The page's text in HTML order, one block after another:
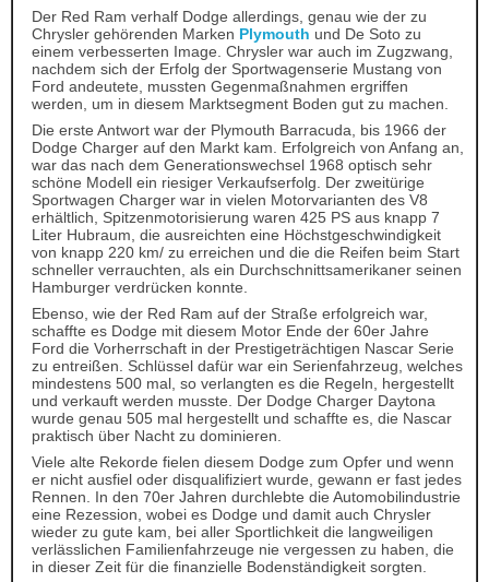
Der Red Ram verhalf Dodge allerdings, genau wie der zu
Chrysler gehörenden Marken Plymouth und De Soto zu
einem verbesserten Image. Chrysler war auch im Zugzwang,
nachdem sich der Erfolg der Sportwagenserie Mustang von
Ford andeutete, mussten Gegenmaßnahmen ergriffen
werden, um in diesem Marktsegment Boden gut zu machen.
Die erste Antwort war der Plymouth Barracuda, bis 1966 der
Dodge Charger auf den Markt kam. Erfolgreich von Anfang an,
war das nach dem Generationswechsel 1968 optisch sehr
schöne Modell ein riesiger Verkaufserfolg. Der zweitürige
Sportwagen Charger war in vielen Motorvarianten des V8
erhältlich, Spitzenmotorisierung waren 425 PS aus knapp 7
Liter Hubraum, die ausreichten eine Höchstgeschwindigkeit
von knapp 220 km/ zu erreichen und die die Reifen beim Start
schneller verrauchten, als ein Durchschnittsamerikaner seinen
Hamburger verdrücken konnte.
Ebenso, wie der Red Ram auf der Straße erfolgreich war,
schaffte es Dodge mit diesem Motor Ende der 60er Jahre
Ford die Vorherrschaft in der Prestigeträchtigen Nascar Serie
zu entreißen. Schlüssel dafür war ein Serienfahrzeug, welches
mindestens 500 mal, so verlangten es die Regeln, hergestellt
und verkauft werden musste. Der Dodge Charger Daytona
wurde genau 505 mal hergestellt und schaffte es, die Nascar
praktisch über Nacht zu dominieren.
Viele alte Rekorde fielen diesem Dodge zum Opfer und wenn
er nicht ausfiel oder disqualifiziert wurde, gewann er fast jedes
Rennen. In den 70er Jahren durchlebte die Automobilindustrie
eine Rezession, wobei es Dodge und damit auch Chrysler
wieder zu gute kam, bei aller Sportlichkeit die langweiligen
verlässlichen Familienfahrzeuge nie vergessen zu haben, die
in dieser Zeit für die finanzielle Bodenständigkeit sorgten.